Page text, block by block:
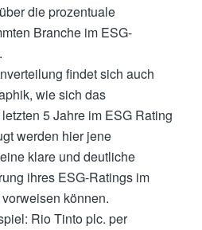
die prozentuale
Branche im ESG-
findet sich auch
wie sich das
5 Jahre im ESG Rating
werden hier jene
klare und deutliche
ihres ESG-Ratings im
können.
Rio Tinto plc. per